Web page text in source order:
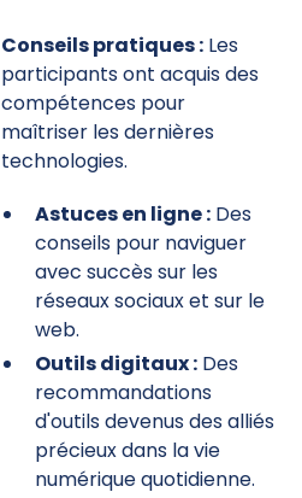
Conseils pratiques : Les
participants ont acquis des
compétences pour
maîtriser les dernières
technologies.
Astuces en ligne : Des
conseils pour naviguer
avec succès sur les
réseaux sociaux et sur le
web.
Outils digitaux : Des
recommandations
d'outils devenus des alliés
précieux dans la vie
numérique quotidienne.